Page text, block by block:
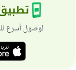
لوصول أسرع